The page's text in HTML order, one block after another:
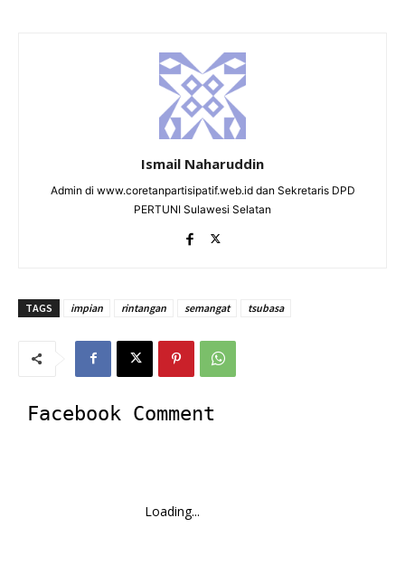
Ismail Naharuddin
Admin di www.coretanpartisipatif.web.id dan Sekretaris DPD
PERTUNI Sulawesi Selatan
TAGS impian rintangan semangat tsubasa
Facebook Comment
Loading...